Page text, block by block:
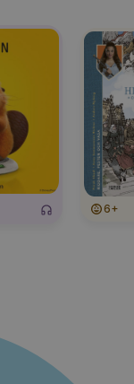
6+